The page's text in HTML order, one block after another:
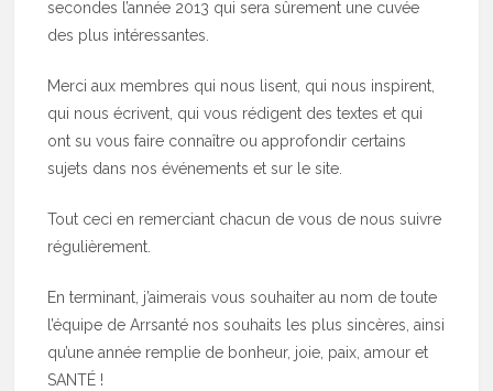
secondes l’année 2013 qui sera sûrement une cuvée
des plus intéressantes.
Merci aux membres qui nous lisent, qui nous inspirent,
qui nous écrivent, qui vous rédigent des textes et qui
ont su vous faire connaître ou approfondir certains
sujets dans nos événements et sur le site.
Tout ceci en remerciant chacun de vous de nous suivre
régulièrement.
En terminant, j’aimerais vous souhaiter au nom de toute
l’équipe de Arrsanté nos souhaits les plus sincères, ainsi
qu’une année remplie de bonheur, joie, paix, amour et
SANTÉ !